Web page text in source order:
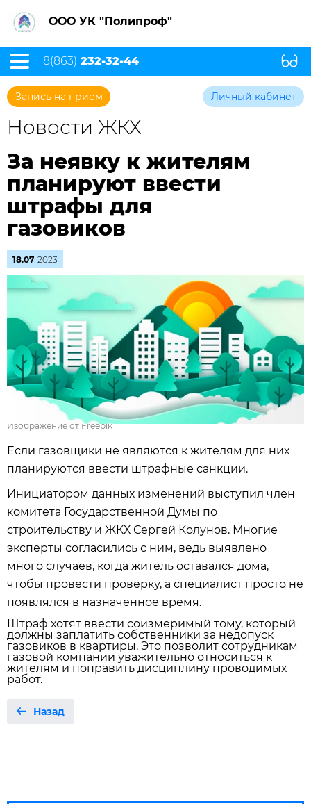
ООО УК "Полипроф"
8(863) 232-32-44
Запись на прием Личный кабинет
Новости ЖКХ
За неявку к жителям
планируют ввести
штрафы для
газовиков
18.07 2023
Изображение от Freepik
Если газовщики не являются к жителям для них
планируются ввести штрафные санкции.
Инициатором данных изменений выступил член
комитета Государственной Думы по
строительству и ЖКХ Сергей Колунов. Многие
эксперты согласились с ним, ведь выявлено
много случаев, когда житель оставался дома,
чтобы провести проверку, а специалист просто не
появлялся в назначенное время.
Штраф хотят ввести соизмеримый тому, который
должны заплатить собственники за недопуск
газовиков в квартиры. Это позволит сотрудникам
газовой компании уважительно относиться к
жителям и поправить дисциплину проводимых
работ.
Назад